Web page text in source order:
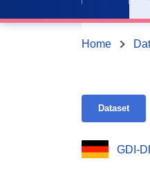
Home
Dataset
GDI-